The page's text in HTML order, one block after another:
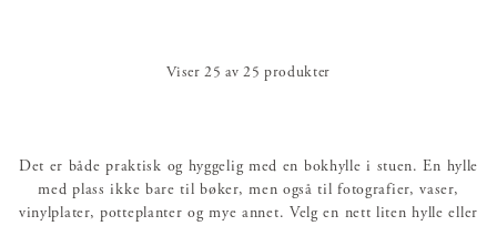
Viser 25 av 25 produkter
Det er både praktisk og hyggelig med en bokhylle i stuen. En hylle
med plass ikke bare til bøker, men også til fotografier, vaser,
vinylplater, potteplanter og mye annet. Velg en nett liten hylle eller